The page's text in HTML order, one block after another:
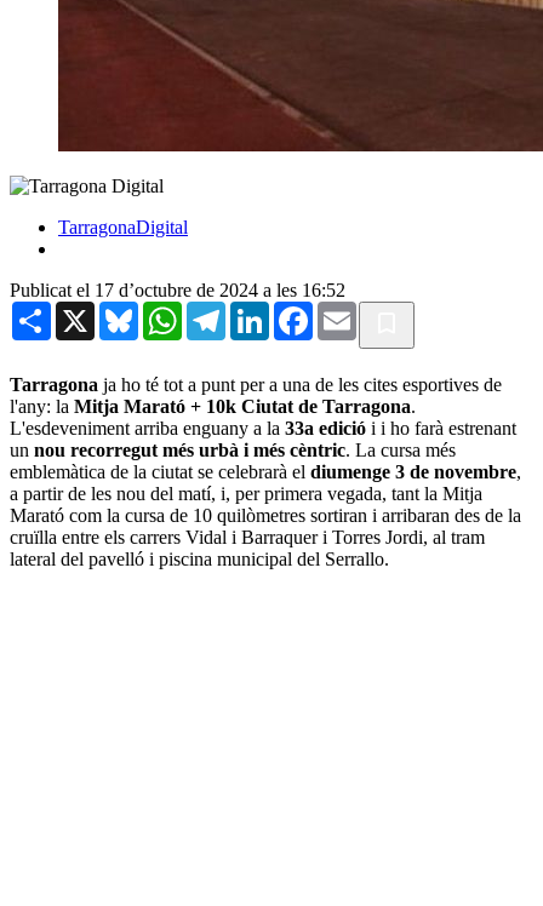
TarragonaDigital
Publicat el 17 d’octubre de 2024 a les 16:52
Share X BlueskyWhatsAppTelegramLinkedInFacebook
Email
Tarragona ja ho té tot a punt per a una de les cites esportives de
l'any: la Mitja Marató + 10k Ciutat de Tarragona.
L'esdeveniment arriba enguany a la 33a edició i i ho farà estrenant
un nou recorregut més urbà i més cèntric. La cursa més
emblemàtica de la ciutat se celebrarà el diumenge 3 de novembre,
a partir de les nou del matí, i, per primera vegada, tant la Mitja
Marató com la cursa de 10 quilòmetres sortiran i arribaran des de la
cruïlla entre els carrers Vidal i Barraquer i Torres Jordi, al tram
lateral del pavelló i piscina municipal del Serrallo.